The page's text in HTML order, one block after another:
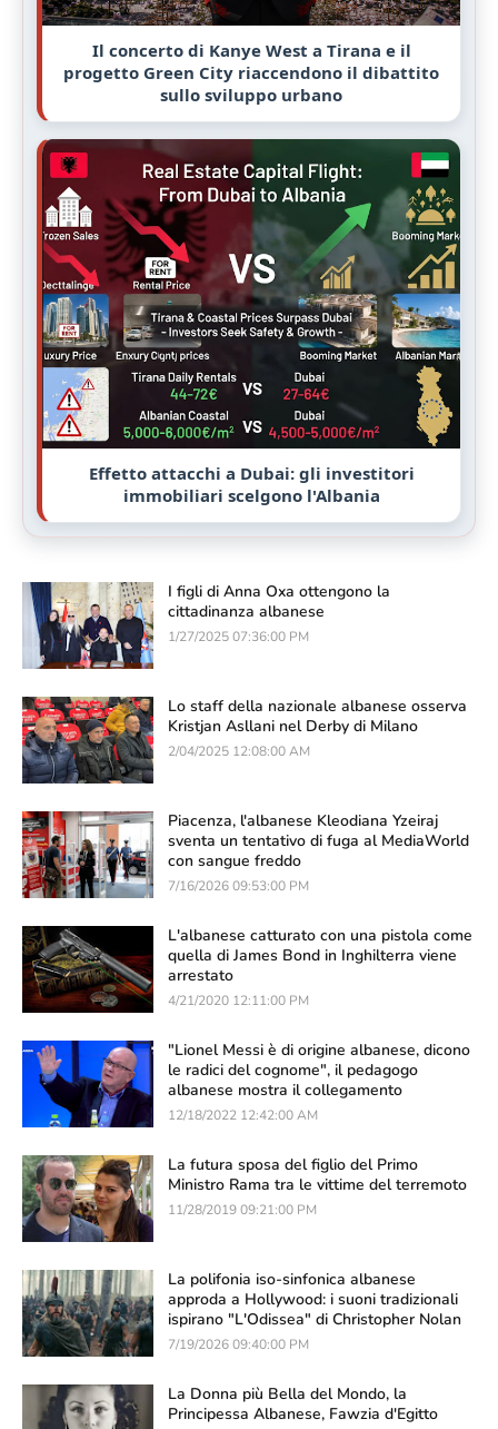
Il concerto di Kanye West a Tirana e il
progetto Green City riaccendono il dibattito
sullo sviluppo urbano
Effetto attacchi a Dubai: gli investitori
immobiliari scelgono l'Albania
I figli di Anna Oxa ottengono la
cittadinanza albanese
1/27/2025 07:36:00 PM
Lo staff della nazionale albanese osserva
Kristjan Asllani nel Derby di Milano
2/04/2025 12:08:00 AM
Piacenza, l'albanese Kleodiana Yzeiraj
sventa un tentativo di fuga al MediaWorld
con sangue freddo
7/16/2026 09:53:00 PM
L'albanese catturato con una pistola come
quella di James Bond in Inghilterra viene
arrestato
4/21/2020 12:11:00 PM
"Lionel Messi è di origine albanese, dicono
le radici del cognome", il pedagogo
albanese mostra il collegamento
12/18/2022 12:42:00 AM
La futura sposa del figlio del Primo
Ministro Rama tra le vittime del terremoto
11/28/2019 09:21:00 PM
La polifonia iso-sinfonica albanese
approda a Hollywood: i suoni tradizionali
ispirano "L'Odissea" di Christopher Nolan
7/19/2026 09:40:00 PM
La Donna più Bella del Mondo, la
Principessa Albanese, Fawzia d'Egitto